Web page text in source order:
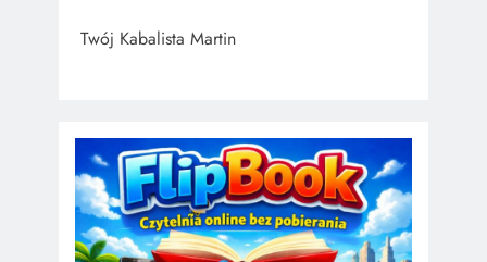
Twój Kabalista Martin